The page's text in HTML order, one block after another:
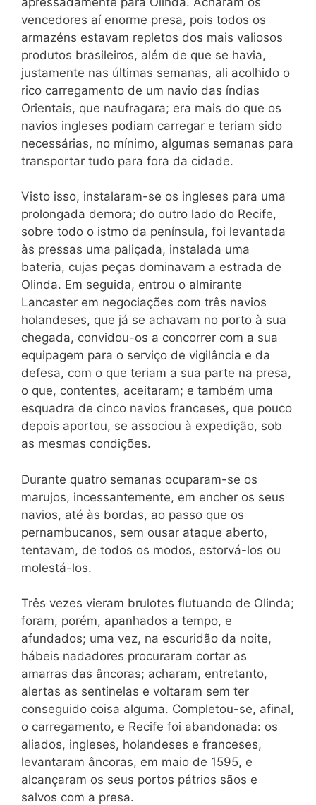
vencedores aí enorme presa, pois todos os
armazéns estavam repletos dos mais valiosos
produtos brasileiros, além de que se havia,
justamente nas últimas semanas, ali acolhido o
rico carregamento de um navio das índias
Orientais, que naufragara; era mais do que os
navios ingleses podiam carregar e teriam sido
necessárias, no mínimo, algumas semanas para
transportar tudo para fora da cidade.
Visto isso, instalaram-se os ingleses para uma
prolongada demora; do outro lado do Recife,
sobre todo o istmo da península, foi levantada
às pressas uma paliçada, instalada uma
bateria, cujas peças dominavam a estrada de
Olinda. Em seguida, entrou o almirante
Lancaster em negociações com três navios
holandeses, que já se achavam no porto à sua
chegada, convidou-os a concorrer com a sua
equipagem para o serviço de vigilância e da
defesa, com o que teriam a sua parte na presa,
o que, contentes, aceitaram; e também uma
esquadra de cinco navios franceses, que pouco
depois aportou, se associou à expedição, sob
as mesmas condições.
Durante quatro semanas ocuparam-se os
marujos, incessantemente, em encher os seus
navios, até às bordas, ao passo que os
pernambucanos, sem ousar ataque aberto,
tentavam, de todos os modos, estorvá-los ou
molestá-los.
Três vezes vieram brulotes flutuando de Olinda;
foram, porém, apanhados a tempo, e
afundados; uma vez, na escuridão da noite,
hábeis nadadores procuraram cortar as
amarras das âncoras; acharam, entretanto,
alertas as sentinelas e voltaram sem ter
conseguido coisa alguma. Completou-se, afinal,
o carregamento, e Recife foi abandonada: os
aliados, ingleses, holandeses e franceses,
levantaram âncoras, em maio de 1595, e
alcançaram os seus portos pátrios sãos e
salvos com a presa.